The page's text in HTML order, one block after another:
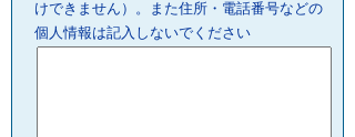
けできません）。また住所・電話番号などの
個人情報は記入しないでください